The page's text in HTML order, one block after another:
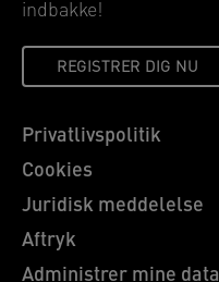
indbakke!
REGISTRER DIG NU
Privatlivspolitik
Cookies
Juridisk meddelelse
Aftryk
Administrer mine data